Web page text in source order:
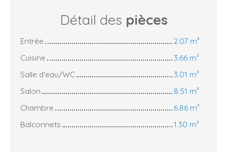
Détail des pièces
Entrée
2.07 m²
Cuisine
3.66 m²
Salle d'eau/WC
3.01 m²
Salon
8.51 m²
Chambre
6.86 m²
Balconnets
1.30 m²